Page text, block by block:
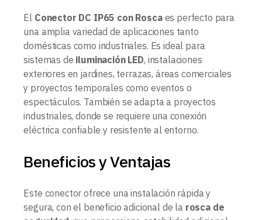
El Conector DC IP65 con Roscaes perfecto para
una amplia variedad de aplicaciones tanto
domésticas como industriales. Es ideal para
sistemas de iluminación LED, instalaciones
exteriores en jardines, terrazas, áreas comerciales
y proyectos temporales como eventos o
espectáculos. También se adapta a proyectos
industriales, donde se requiere una conexión
eléctrica confiable y resistente al entorno.
Beneficios y Ventajas
Este conector ofrece una instalación rápida y
segura, con el beneficio adicional de la rosca de